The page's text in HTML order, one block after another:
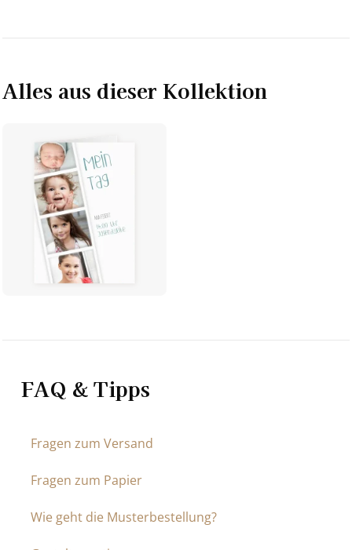
Alles aus dieser Kollektion
FAQ & Tipps
Fragen zum Versand
Fragen zum Papier
Wie geht die Musterbestellung?